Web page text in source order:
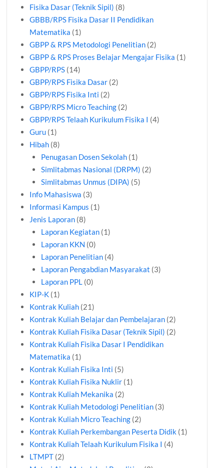
Fisika Dasar (Teknik Sipil) (8)
GBBB/RPS Fisika Dasar II Pendidikan
Matematika (1)
GBPP & RPS Metodologi Penelitian (2)
GBPP & RPS Proses Belajar Mengajar Fisika (1)
GBPP/RPS (14)
GBPP/RPS Fisika Dasar (2)
GBPP/RPS Fisika Inti (2)
GBPP/RPS Micro Teaching (2)
GBPP/RPS Telaah Kurikulum Fisika I (4)
Guru (1)
Hibah (8)
Penugasan Dosen Sekolah(1)
Simlitabmas Nasional (DRPM) (2)
Simlitabmas Unmus (DIPA) (5)
Info Mahasiswa (3)
Informasi Kampus (1)
Jenis Laporan (8)
Laporan Kegiatan(1)
Laporan KKN (0)
Laporan Penelitian(4)
Laporan Pengabdian Masyarakat (3)
Laporan PPL(0)
KIP-K (1)
Kontrak Kuliah (21)
Kontrak Kuliah Belajar dan Pembelajaran (2)
Kontrak Kuliah Fisika Dasar (Teknik Sipil) (2)
Kontrak Kuliah Fisika Dasar I Pendidikan
Matematika (1)
Kontrak Kuliah Fisika Inti (5)
Kontrak Kuliah Fisika Nuklir (1)
Kontrak Kuliah Mekanika (2)
Kontrak Kuliah Metodologi Penelitian (3)
Kontrak Kuliah Micro Teaching (2)
Kontrak Kuliah Perkembangan Peserta Didik (1)
Kontrak Kuliah Telaah Kurikulum Fisika I (4)
LTMPT (2)